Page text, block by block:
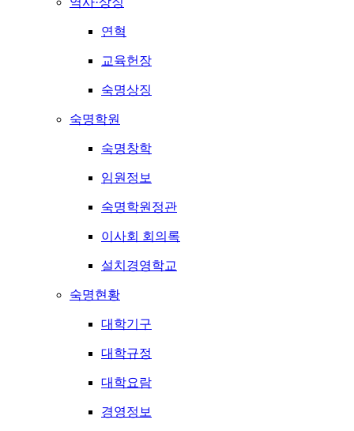
연혁
교육헌장
숙명상징
숙명학원
숙명창학
임원정보
숙명학원정관
이사회 회의록
설치경영학교
숙명현황
대학기구
대학규정
대학요람
경영정보